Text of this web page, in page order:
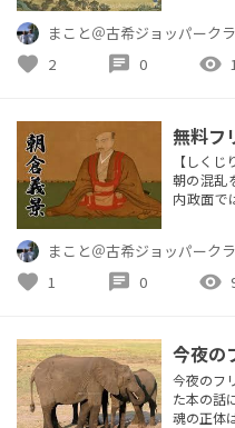
の意味 ・
くこと
「成功
まこと＠古希ジョッパーク
favorite 2 chat 0 visibility
無料フ
【しく
朝の混乱
内政面で
すチャン
失った
網に際
まこと＠古希ジョッパーク
favorite 1 chat 0 visibility
今夜の
今夜のフ
た本の話
魂の正体